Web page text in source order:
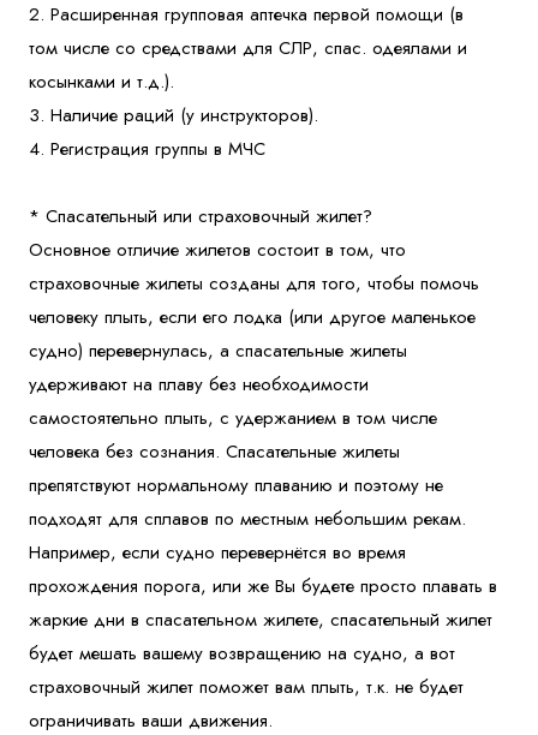
2. Расширенная групповая аптечка первой помощи (в
том числе со средствами для СЛР, спас. одеялами и
косынками и т.д.).
3. Наличие раций (у инструкторов).
4. Регистрация группы в МЧС
* Спасательный или страховочный жилет?
Основное отличие жилетов состоит в том, что
страховочные жилеты созданы для того, чтобы помочь
человеку плыть, если его лодка (или другое маленькое
судно) перевернулась, а спасательные жилеты
удерживают на плаву без необходимости
самостоятельно плыть, с удержанием в том числе
человека без сознания. Спасательные жилеты
препятствуют нормальному плаванию и поэтому не
подходят для сплавов по местным небольшим рекам.
Например, если судно перевернётся во время
прохождения порога, или же Вы будете просто плавать в
жаркие дни в спасательном жилете, спасательный жилет
будет мешать вашему возвращению на судно, а вот
страховочный жилет поможет вам плыть, т.к. не будет
ограничивать ваши движения.